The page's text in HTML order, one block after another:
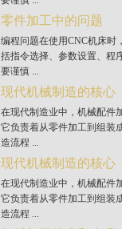
零件加工中的问题
编程问题在使用CNC机床时
括指令选择、参数设置、程
要谨慎 ...
现代机械制造的核心
在现代制造业中，机械配件
它负责着从零件加工到组装
造流程 ...
现代机械制造的核心
在现代制造业中，机械配件
它负责着从零件加工到组装
造流程 ...